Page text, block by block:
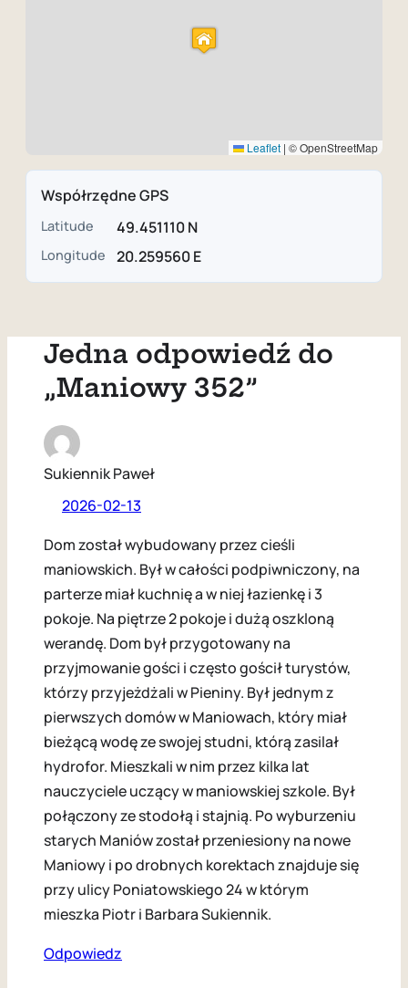
Leaflet | © OpenStreetMap
Współrzędne GPS
Latitude 49.451110 N
Longitude 20.259560 E
Jedna odpowiedź do
„Maniowy 352”
Sukiennik Paweł
2026-02-13
Dom został wybudowany przez cieśli
maniowskich. Był w całości podpiwniczony, na
parterze miał kuchnię a w niej łazienkę i 3
pokoje. Na piętrze 2 pokoje i dużą oszkloną
werandę. Dom był przygotowany na
przyjmowanie gości i często gościł turystów,
którzy przyjeżdżali w Pieniny. Był jednym z
pierwszych domów w Maniowach, który miał
bieżącą wodę ze swojej studni, którą zasilał
hydrofor. Mieszkali w nim przez kilka lat
nauczyciele uczący w maniowskiej szkole. Był
połączony ze stodołą i stajnią. Po wyburzeniu
starych Maniów został przeniesiony na nowe
Maniowy i po drobnych korektach znajduje się
przy ulicy Poniatowskiego 24 w którym
mieszka Piotr i Barbara Sukiennik.
Odpowiedz